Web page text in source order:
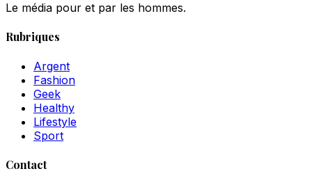
Le média pour et par les hommes.
Rubriques
Argent
Fashion
Geek
Healthy
Lifestyle
Sport
Contact